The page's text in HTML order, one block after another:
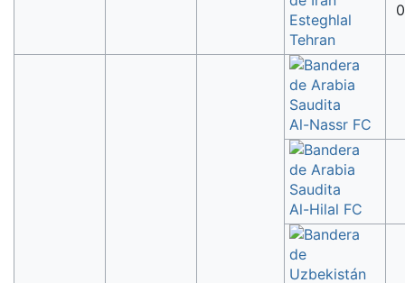
Esteghlal
Tehran
Al-Nassr FC
Al-Hilal FC